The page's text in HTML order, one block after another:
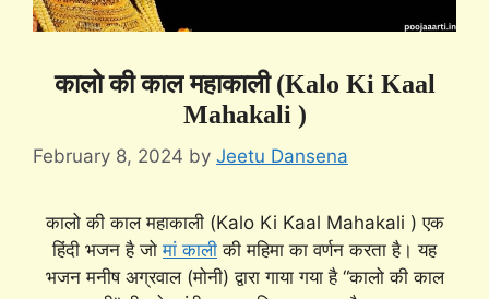
कालो की काल महाकाली (Kalo Ki Kaal
Mahakali )
February 8, 2024 by Jeetu Dansena
कालो की काल महाकाली (Kalo Ki Kaal Mahakali ) एक
हिंदी भजन है जोमां काली की महिमा का वर्णन करता है। यह
भजन मनीष अग्रवाल (मोनी) द्वारा गाया गया है “कालो की काल